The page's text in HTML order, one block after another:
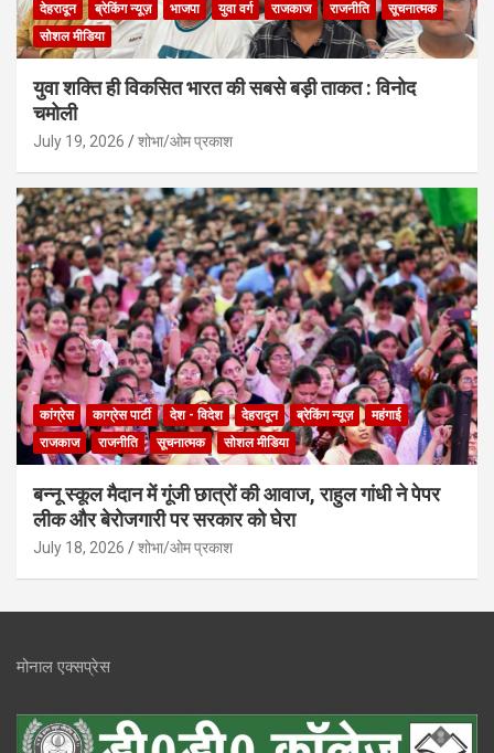
देहरादून ब्रेकिंग न्यूज़ भाजपा युवा वर्ग राजकाज राजनीति
सूचनात्मक
सोशल मीडिया
युवा शक्ति ही विकसित भारत की सबसे बड़ी ताकत : विनोद
चमोली
July 19, 2026 शोभा/ओम प्रकाश
कांग्रेस काग्रेस पार्टी देश - विदेश देहरादून ब्रेकिंग न्यूज़
महंगाई
राजकाज
राजनीति सूचनात्मक सोशल मीडिया
बन्नू स्कूल मैदान में गूंजी छात्रों की आवाज, राहुल गांधी ने पेपर
लीक और बेरोजगारी पर सरकार को घेरा
July 18, 2026 शोभा/ओम प्रकाश
मोनाल एक्सप्रेस